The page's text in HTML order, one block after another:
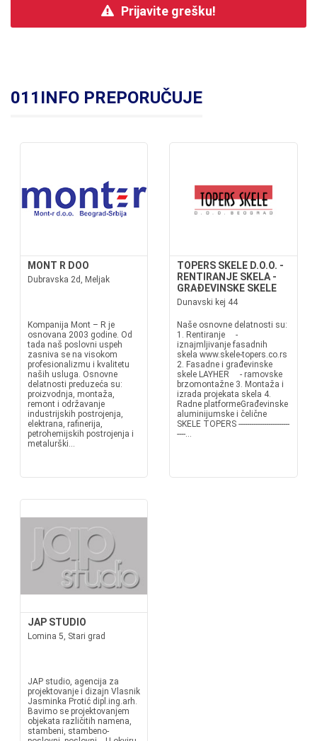
Prijavite grešku!
011INFO PREPORUČUJE
MONT R DOO
Dubravska 2d, Meljak
Kompanija Mont – R je
osnovana 2003 godine. Od
tada naš poslovni uspeh
zasniva se na visokom
profesionalizmu i kvalitetu
naših usluga. Osnovne
delatnosti preduzeća su:
proizvodnja, montaža,
remont i održavanje
industrijskih postrojenja,
elektrana, rafinerija,
petrohemijskih postrojenja i
metalurški...
TOPERS SKELE D.O.O. -
RENTIRANJE SKELA -
GRAĐEVINSKE SKELE
Dunavski kej 44
Naše osnovne delatnosti su:
1. Rentiranje -
iznajmljivanje fasadnih
skela www.skele-topers.co.rs
2. Fasadne i građevinske
skele LAYHER - ramovske
brzomontažne 3. Montaža i
izrada projekata skela 4.
Radne platformeGrađevinske
aluminijumske i čelične
SKELE TOPERS ------------------------
----...
JAP STUDIO
Lomina 5, Stari grad
JAP studio, agencija za
projektovanje i dizajn Vlasnik
Jasminka Protić dipl.ing.arh.
Bavimo se projektovanjem
objekata različitih namena,
stambeni, stambeno-